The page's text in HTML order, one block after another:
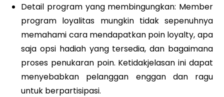
Detail program yang membingungkan: Member
program loyalitas mungkin tidak sepenuhnya
memahami cara mendapatkan poin loyalty, apa
saja opsi hadiah yang tersedia, dan bagaimana
proses penukaran poin. Ketidakjelasan ini dapat
menyebabkan pelanggan enggan dan ragu
untuk berpartisipasi.